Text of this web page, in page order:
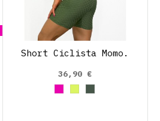
Short Ciclista Momo.
36,90 €
FucsiaAmarillo Neon
Verde Oliva